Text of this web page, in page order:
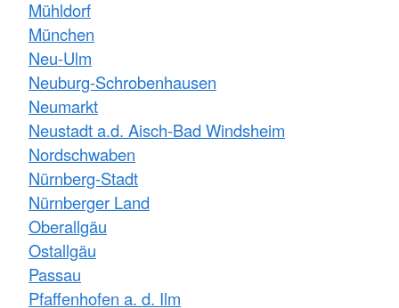
Mühldorf
München
Neu-Ulm
Neuburg-Schrobenhausen
Neumarkt
Neustadt a.d. Aisch-Bad Windsheim
Nordschwaben
Nürnberg-Stadt
Nürnberger Land
Oberallgäu
Ostallgäu
Passau
Pfaffenhofen a. d. Ilm